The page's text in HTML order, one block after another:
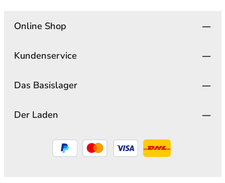
Online Shop
Kundenservice
Das Basislager
Der Laden